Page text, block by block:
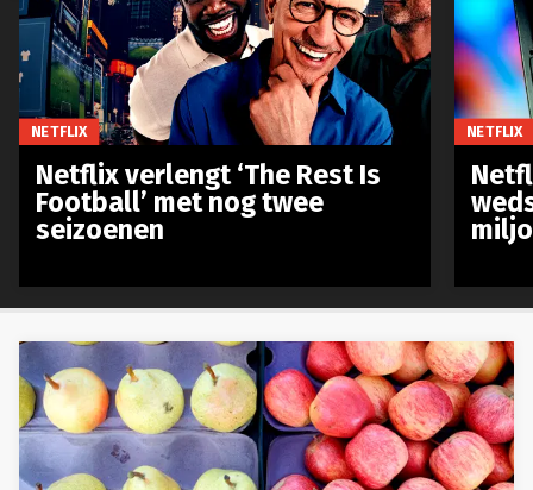
NETFLIX
Netflix verlengt ‘The Rest Is
Football’ met nog twee
seizoenen
NETFLIX